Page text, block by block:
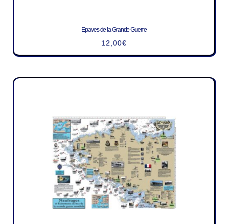
Epaves de la Grande Guerre
12,00€